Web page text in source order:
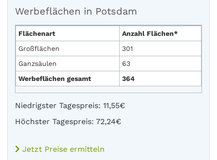
Werbeflächen in Potsdam
Flächenart
Anzahl Flächen*
Großflächen
301
Ganzsäulen
63
Werbeflächen gesamt
364
Niedrigster Tagespreis: 11,55€
Höchster Tagespreis: 72,24€
Jetzt Preise ermitteln